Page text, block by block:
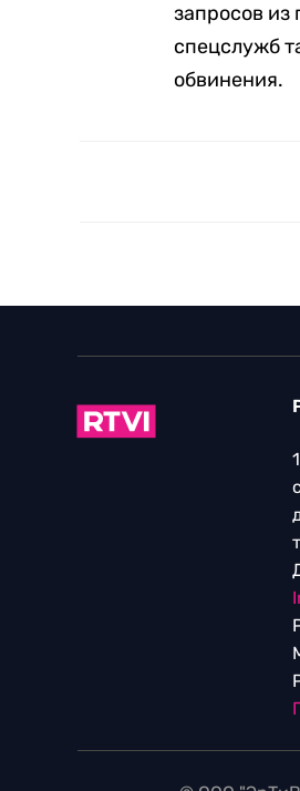
запросов
спецслужб
обвинения.